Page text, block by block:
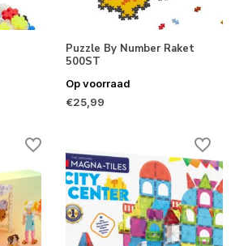
Puzzle By Number Raket
500ST
Op voorraad
€25,99